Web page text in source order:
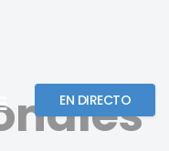
EN DIRECTO